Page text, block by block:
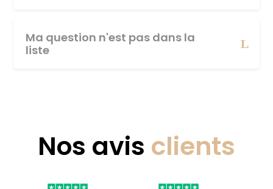
Ma question n'est pas dans la
liste
Nos avis clients